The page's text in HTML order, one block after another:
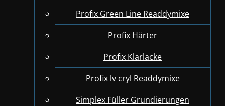
Profix Green Line Readdymixe
Profix Härter
Profix Klarlacke
Profix lv cryl Readdymixe
Simplex Füller Grundierungen